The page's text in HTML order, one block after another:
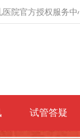
院官方授权服务
试管答疑